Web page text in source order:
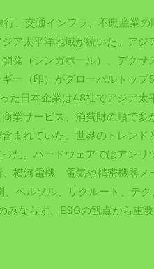
、交通インフラ、不動産業
ア太平洋地域が続いた。アジ
発（シンガポール）、デクサ
ー（印）がグローバルトップ
た日本企業は48社でアジア太
業サービス、消費財の順で多
まれていた。世界のトレンド
た。ハードウェアではアンリ
横河電機 電気や精密機器メ
ペルソル、リクルート、テ
ならず、ESGの観点から重